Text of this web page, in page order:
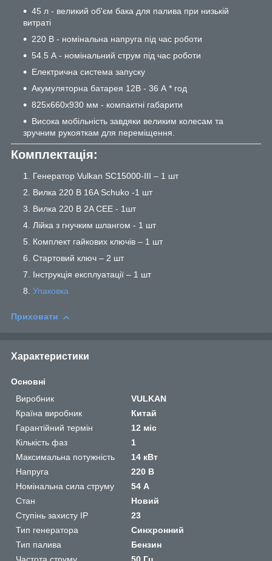
45 л - великий об'єм бака для палива при низькій
витраті
220 В - номінальна напруга під час роботи
54.5 А - номінальний струм під час роботи
Електрична система запуску
Акумуляторна батарея 12В - 36 А * год
825х660х930 мм - компактні габарити
Висока мобільність завдяки великим колесам та
зручним рукояткам для переміщення.
Комплектація:
Генератор Vulkan SC15000-III – 1 шт
Вилка 220 В 16A Schuko -1 шт
Вилка 220 В 2A CEE - 1шт
Лійка з гнучким шлангом - 1 шт
Комплект гайкових ключів – 1 шт
Стартовий ключ – 2 шт
Інструкція експлуатації – 1 шт
Упаковка
Приховати
Характеристики
Основні
Виробник
VULKAN
Країна виробник
Китай
Гарантійний термін
12 міс
Кількість фаз
1
Максимальна потужність
14 кВт
Напруга
220 В
Номінальна сила струму
54 А
Стан
Новий
Ступінь захисту IP
23
Тип генератора
Синхронний
Тип палива
Бензин
Частота струму
50 Гц